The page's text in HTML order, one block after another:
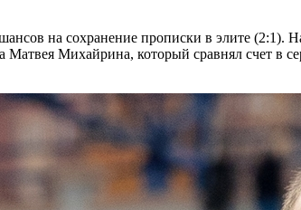
на сохранение прописки в элите (2:1).
Михайрина, который сравнял счет в